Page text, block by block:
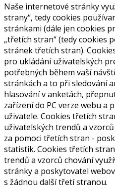
Naše internetové stránky
strany“, tedy cookies
stránkami (dále jen cookies
„třetích stran“ (tedy cookies
stránek třetích stran).
pro ukládání uživatelských
potřebných během vaší
stránkách a to při sledování
hlasování v anketách,
zařízení do PC verze webu a
uživatele. Cookies třetích
uživatelských trendů a
za pomoci třetích stran -
statistik. Cookies třetích
trendů a vzorců chování
stránky a poskytovatel
s žádnou další třetí stranou.